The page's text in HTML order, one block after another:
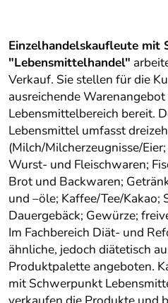
Einzelhandelskaufleute mit
"Lebensmittelhandel"
Verkauf. Sie stellen für die
ausreichende
Lebensmittelbereich bereit.
Lebensmittel umfasst
(Milch/Milcherzeugnisse/
Wurst- und Fleischwaren;
Brot und Backwaren;
und –öle; Kaffee/Tee/Kakao;
Dauergebäck; Gewürze;
Im Fachbereich Diät- und
ähnliche, jedoch diätetisch
Produktpalette angeboten.
mit Schwerpunkt